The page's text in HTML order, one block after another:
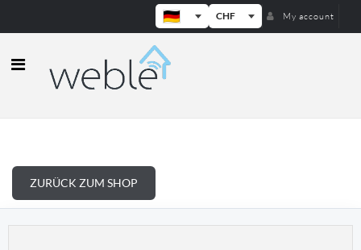
CHF My account
Weble — Industrielle IoT-Gateways
ZURÜCK ZUM SHOP